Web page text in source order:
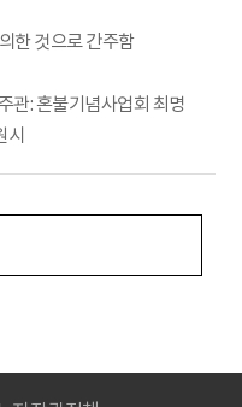
한 것으로 간주함
관: 혼불기념사업회 최명
시